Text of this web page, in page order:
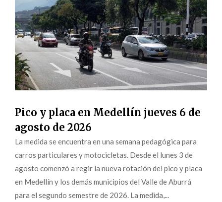
Pico y placa en Medellín jueves 6 de
agosto de 2026
La medida se encuentra en una semana pedagógica para
carros particulares y motocicletas. Desde el lunes 3 de
agosto comenzó a regir la nueva rotación del pico y placa
en Medellín y los demás municipios del Valle de Aburrá
para el segundo semestre de 2026. La medida,...